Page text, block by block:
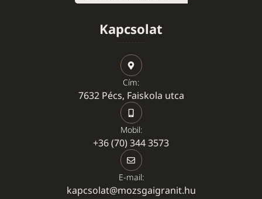
Kapcsolat
Cím:
7632 Pécs, Faiskola utca
Mobil:
+36 (70) 344 3573
E-mail:
kapcsolat@mozsgaigranit.hu